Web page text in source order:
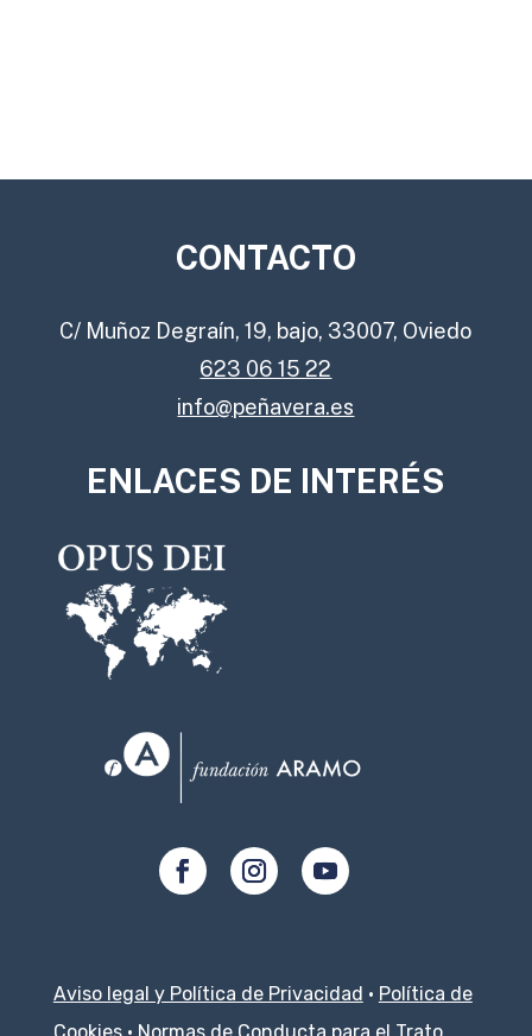
CONTACTO
C/ Muñoz Degraín, 19, bajo, 33007, Oviedo
623 06 15 22
info@peñavera.es
ENLACES DE INTERÉS
Aviso legal y Política de Privacidad · Política de